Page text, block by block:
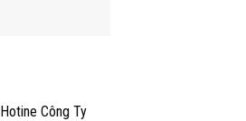
Hotine Công Ty